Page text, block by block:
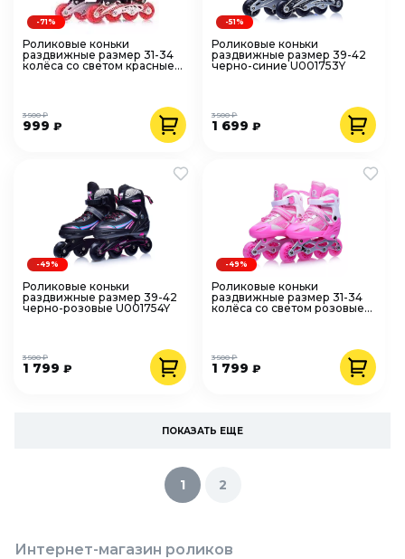
Роликовые коньки
раздвижные размер 31-34
колёса со светом красные
999 ₽
3 500 ₽
-71%
Роликовые коньки
раздвижные размер 39-42
черно-синие U001753Y
1 699₽
3 500 ₽
-51%
Роликовые коньки
раздвижные размер 39-42
черно-розовые U001754Y
1 799 ₽
3 500 ₽
-49%
Роликовые коньки
раздвижные размер 31-34
колёса со светом розовые
1 799₽
3 500 ₽
-49%
ПОКАЗАТЬ ЕЩЕ
1 2
Интернет-магазин роликов